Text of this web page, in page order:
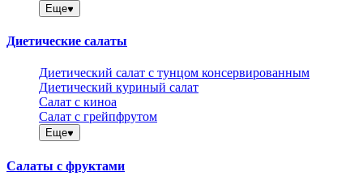
Еще
Диетические салаты
Диетический салат с тунцом консервированным
Диетический куриный салат
Салат с киноа
Салат с грейпфрутом
Еще
Салаты с фруктами